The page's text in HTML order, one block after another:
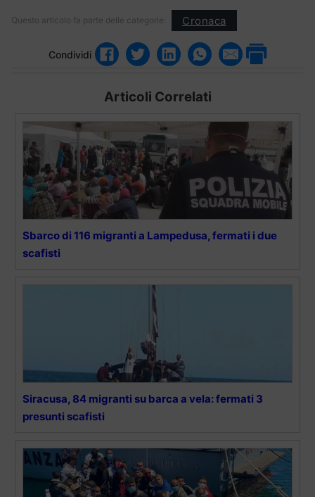
Questo articolo fa parte delle categorie: Cronaca
Condividi
Articoli Correlati
Sbarco di 116 migranti a Lampedusa, fermati i due
scafisti
Siracusa, 84 migranti su barca a vela: fermati 3
presunti scafisti